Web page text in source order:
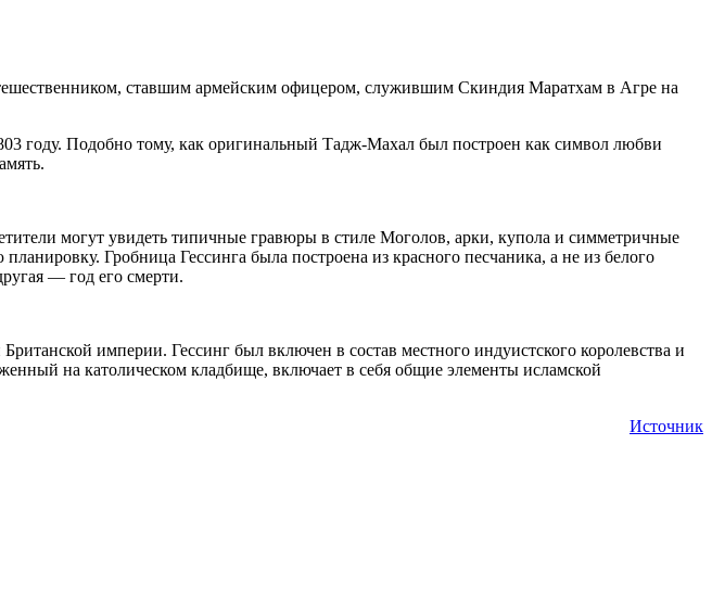
ставшим армейским офицером, служившим Скиндия Маратхам в Агре на
году. Подобно тому, как оригинальный Тадж-Махал был построен как символ любви
могут увидеть типичные гравюры в стиле Моголов, арки, купола и симметричные
Гробница Гессинга была построена из красного песчаника, а не из белого
— год его смерти.
империи. Гессинг был включен в состав местного индуистского королевства и
на католическом кладбище, включает в себя общие элементы исламской
Источник